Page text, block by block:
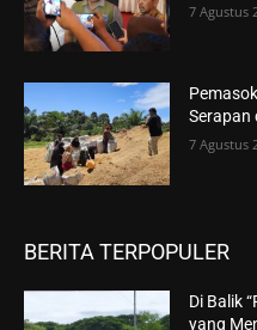
7 Agustus
Serapan
7 Agustus
BERITA TERPOPULER
Di Balik
yang